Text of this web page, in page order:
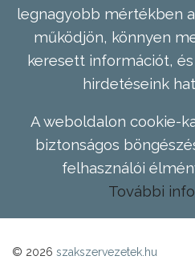
legnagyobb mértékben
működjön, könnyen
keresett információt,
hirdetéseink
A weboldalon cookie-
biztonságos
felhasználói
További
© 2026 szakszervezetek.hu